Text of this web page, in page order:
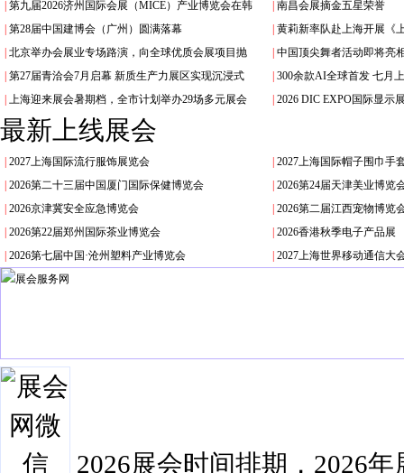
第九届2026济州国际会展（MICE）产业博览会在韩
南昌会展摘金五星荣誉
第28届中国建博会（广州）圆满落幕
黄莉新率队赴上海开展《
北京举办会展业专场路演，向全球优质会展项目抛
中国顶尖舞者活动即将亮
第27届青洽会7月启幕 新质生产力展区实现沉浸式
300余款AI全球首发 七月
上海迎来展会暑期档，全市计划举办29场多元展会 2026 DIC EXPO国际显示
最新上线展会
2027上海国际流行服饰展览会
2027上海国际帽子围巾手
2026第二十三届中国厦门国际保健博览会
2026第24届天津美业博览
2026京津冀安全应急博览会
2026第二届江西宠物博览
2026第22届郑州国际茶业博览会
2026香港秋季电子产品展
2026第七届中国·沧州塑料产业博览会 2027上海世界移动通信大
2026展会时间排期，2026